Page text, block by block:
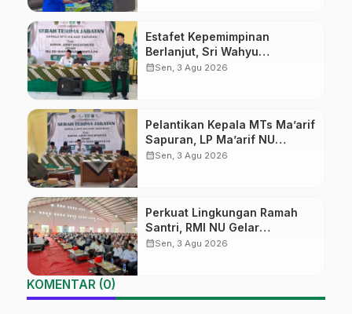
Estafet Kepemimpinan
Berlanjut, Sri Wahyu
Susilowati Resmi Pimpin MTs
calendar_monthSen, 3 Agu 2026
Pelantikan Kepala MTs Ma’arif
Sapuran, LP Ma’arif NU
Wonosobo Tekankan Lima
calendar_monthSen, 3 Agu 2026
Perkuat Lingkungan Ramah
Santri, RMI NU Gelar
‘Sambang Pesantren’ di Pati
calendar_monthSen, 3 Agu 2026
KOMENTAR (0)